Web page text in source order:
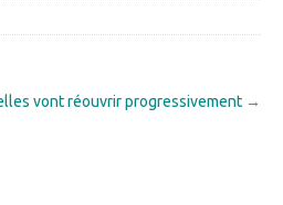
vont réouvrir progressivement →